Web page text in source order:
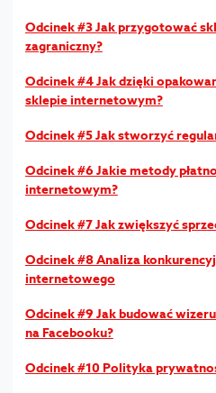
Odcinek #3 Jak przygotować
zagraniczny?
Odcinek #4 Jak dzięki
sklepie internetowym?
Odcinek #5 Jak stworzyć
Odcinek #6 Jakie metody
internetowym?
Odcinek #7 Jak zwiększyć
Odcinek #8 Analiza
internetowego
Odcinek #9 Jak budować
na Facebooku?
Odcinek #10 Polityka